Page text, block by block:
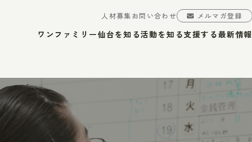
人材募集 お問い合わせ メルマガ登録
ワンファミリー仙台を知る活動を知る支援する最新情報